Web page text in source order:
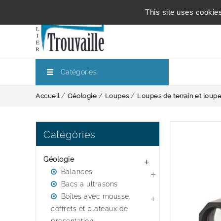
Catégories
Accueil Géologie Loupes Loupes de terrain et
Catégories
Géologie 
Balances 
Bacs a ultrasons
Boîtes avec mousse,
coffrets et plateaux de

This site uses